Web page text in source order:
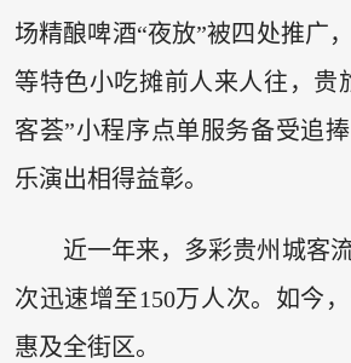
场精酿啤酒“夜放”被四处推广
等特色小吃摊前人来人往，贵
客荟”小程序点单服务备受追
乐演出相得益彰。
近一年来，多彩贵州城客
次迅速增至150万人次。如今
惠及全街区。